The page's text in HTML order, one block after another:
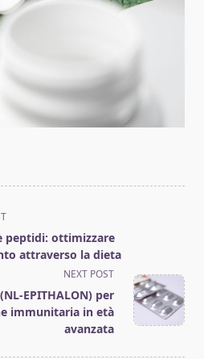
peptidi: ottimizzare
attraverso la dieta
NEXT POST
EPITHALON) per
immunitaria in età
avanzata